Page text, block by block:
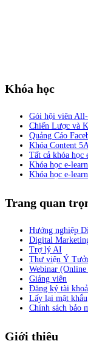
Khóa học
Gói hội viên
Chiến Lược và
Quảng Cáo
Khóa Content
Tất cả khóa học
Khóa học e-
Khóa học e-
Trang quan
Hướng nghiệp
Digital
Trợ lý AI
Thư viện Ý
Webinar (Online
Giảng viên
Đăng ký tài
Lấy lại mật khẩu
Chính sách bảo
Giới thiệu